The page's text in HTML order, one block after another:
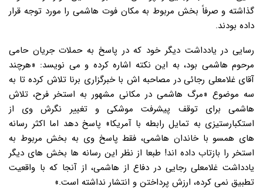
گذاشته و صرفاً بخش مربوط به مکان فوت هاشمی را مورد توجه قرار
داده بودند.
رسایی در یادداشت دیگر خود که در پاسخ به حملات جریان حامی
مرحوم هاشمی بود، به این نکته اشاره کرده و می نویسد: «هرچند
آقای غلامعلی رجائی در مصاحبه اش با خبرگزاری برنا تلاش کرده تا به
سه موضوع «مرگ هاشمی در مکانی مشهور به استخر فرح، تلاش
هاشمی برای توقف پیشرفت موشکی و تغییر نگرش وی از
استکبارستیزی به تمایل رابطه با آمریکا» پاسخ دهد اما اکثر رسانه
های همسو با خاندان هاشمی، فقط پاسخ وی به بخش مربوط به
استخر را بازتاب داده اند! طبعا از نظر این رسانه ها بخش های دیگر
یادداشت غلامعلی رجایی در دفاع از هاشمی، از آنجا که با واقعیت
تطبیق نمی کرده، ارزش پرداختن و انتشار نداشته است.»